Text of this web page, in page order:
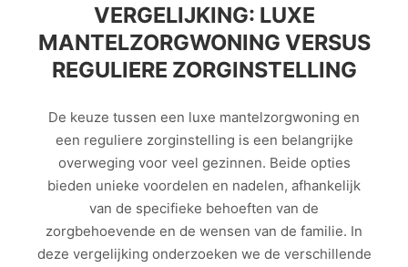
VERGELIJKING: LUXE
MANTELZORGWONING VERSUS
REGULIERE ZORGINSTELLING
De keuze tussen een luxe mantelzorgwoning en
een reguliere zorginstelling is een belangrijke
overweging voor veel gezinnen. Beide opties
bieden unieke voordelen en nadelen, afhankelijk
van de specifieke behoeften van de
zorgbehoevende en de wensen van de familie. In
deze vergelijking onderzoeken we de verschillende